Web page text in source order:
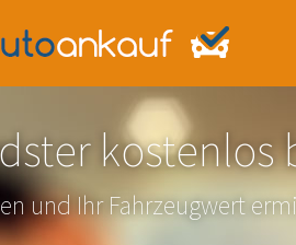
kostenlos
und Ihr Fahrzeugwert